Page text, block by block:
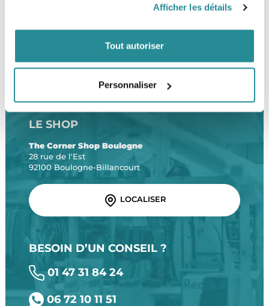
Afficher les détails
Tout autoriser
Personnaliser
LE SHOP
The Corner Shop Boulogne
28 rue de l'Est
92100 Boulogne-Billancourt
LOCALISER
BESOIN D’UN CONSEIL ?
01 47 31 84 24
06 72 10 11 51